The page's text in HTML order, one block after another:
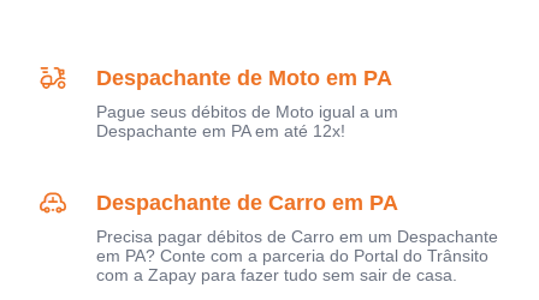
Despachante de Moto em PA
Pague seus débitos de Moto igual a um
Despachante em PA em até 12x!
Despachante de Carro em PA
Precisa pagar débitos de Carro em um Despachante
em PA? Conte com a parceria do Portal do Trânsito
com a Zapay para fazer tudo sem sair de casa.